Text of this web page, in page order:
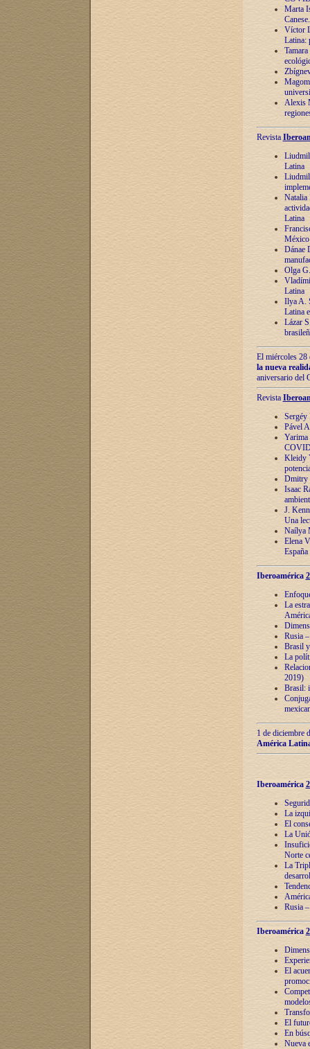
Marta
Víctor
Latina:
Alexis
Revista
Latina
Natalia
Latina
México
Dánae
Olga
Latina
Ilya A.
Latina
Lázar
El miércoles 28
la nueva
aniversario del
Revista
Sergéy
Pável
Yarima
Kleidy
Dmitry
Isaac
J.
Una
Naílya
Elena
España
Iberoamérica
La
Rusia
Brasil
La
2019)
Brasil:
1 de diciembre
América
Iberoamérica
La
El
La
Norte
La
Rusia
Iberoamérica
El
El
En
Nueva